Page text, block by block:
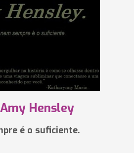
Hensley
é o suficiente.